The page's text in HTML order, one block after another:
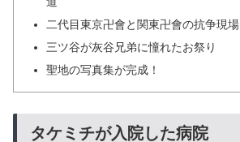
二代目東京卍會と関東卍會の抗争現場
三ツ谷が灰谷兄弟に憧れたお祭り
聖地の写真集が完成！
タケミチが入院した病院